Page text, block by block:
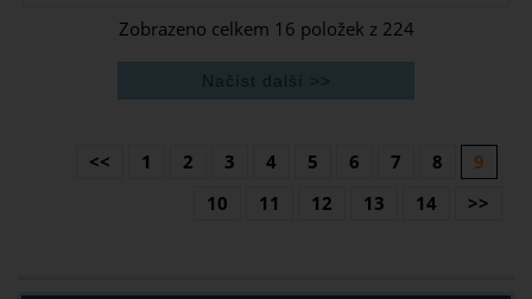
Zobrazeno celkem 16 položek z 224
<< 1 2 3 4 5 6 7 8
9
10
11 12 13 14 >>